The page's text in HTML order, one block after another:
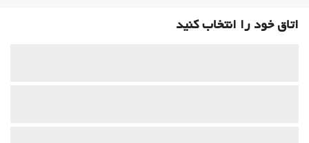
اتاق خود را انتخاب کنید